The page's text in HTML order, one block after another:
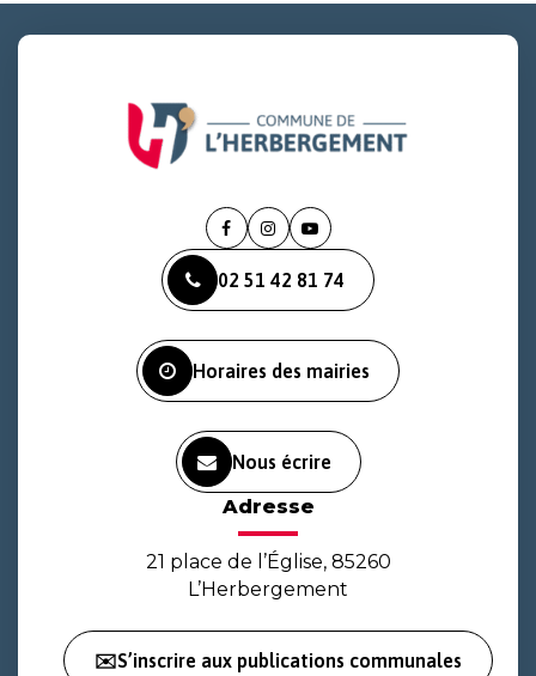
Lien
le
compte
Lien
le
compte
Lien
la
chaîne
02 51 42 81 74
Horaires des mairies
Nous écrire
Adresse
21 place de l’Église, 85260
L’Herbergement
✉️S’inscrire aux publications communales